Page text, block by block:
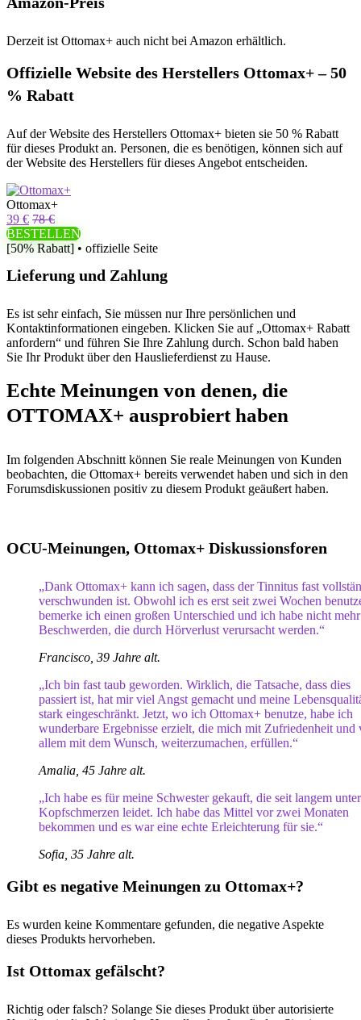
Derzeit ist Ottomax+ auch nicht bei Amazon erhältlich.
Offizielle Website des Herstellers Ottomax+ – 50
% Rabatt
Auf der Website des Herstellers Ottomax+ bieten sie 50 % Rabatt
für dieses Produkt an. Personen, die es benötigen, können sich auf
der Website des Herstellers für dieses Angebot entscheiden.
Ottomax+
39 € 78 €
BESTELLEN
[50% Rabatt] • offizielle Seite
Lieferung und Zahlung
Es ist sehr einfach, Sie müssen nur Ihre persönlichen und
Kontaktinformationen eingeben. Klicken Sie auf „Ottomax+ Rabatt
anfordern“ und führen Sie Ihre Zahlung durch. Schon bald haben
Sie Ihr Produkt über den Hauslieferdienst zu Hause.
Echte Meinungen von denen, die
OTTOMAX+ ausprobiert haben
Im folgenden Abschnitt können Sie reale Meinungen von Kunden
beobachten, die Ottomax+ bereits verwendet haben und sich in den
Forumsdiskussionen positiv zu diesem Produkt geäußert haben.
OCU-Meinungen, Ottomax+ Diskussionsforen
„Dank Ottomax+ kann ich sagen, dass der Tinnitus fast
verschwunden ist. Obwohl ich es erst seit zwei Wochen
bemerke ich einen großen Unterschied und ich habe nicht
Beschwerden, die durch Hörverlust verursacht werden.“
Francisco, 39 Jahre alt.
„Ich bin fast taub geworden. Wirklich, die Tatsache, dass dies
passiert ist, hat mir viel Angst gemacht und meine
stark eingeschränkt. Jetzt, wo ich Ottomax+ benutze, habe ich
wunderbare Ergebnisse erzielt, die mich mit Zufriedenheit und
allem mit dem Wunsch, weiterzumachen, erfüllen.“
Amalia, 45 Jahre alt.
„Ich habe es für meine Schwester gekauft, die seit langem unter
Kopfschmerzen leidet. Ich habe das Mittel vor zwei Monaten
bekommen und es war eine echte Erleichterung für sie.“
Sofia, 35 Jahre alt.
Gibt es negative Meinungen zu Ottomax+?
Es wurden keine Kommentare gefunden, die negative Aspekte
dieses Produkts hervorheben.
Ist Ottomax gefälscht?
Richtig oder falsch? Solange Sie dieses Produkt über autorisierte